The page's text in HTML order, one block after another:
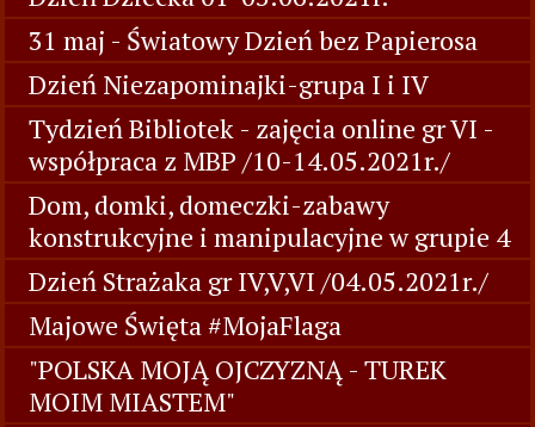
31 maj - Światowy Dzień bez Papierosa
Dzień Niezapominajki-grupa I i IV
Tydzień Bibliotek - zajęcia online gr VI -
współpraca z MBP /10-14.05.2021r./
Dom, domki, domeczki-zabawy
konstrukcyjne i manipulacyjne w grupie 4
Dzień Strażaka gr IV,V,VI /04.05.2021r./
Majowe Święta #MojaFlaga
"POLSKA MOJĄ OJCZYZNĄ - TUREK
MOIM MIASTEM"